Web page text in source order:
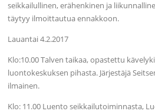
seikkailullinen, erähenkinen ja
täytyy ilmoittautua ennakkoon.
Lauantai 4.2.2017
Klo:10.00 Talven taikaa, opastettu
luontokeskuksen pihasta. Järjestäjä
ilmainen.
Klo: 11.00 Luento seikkailutoiminnasta,